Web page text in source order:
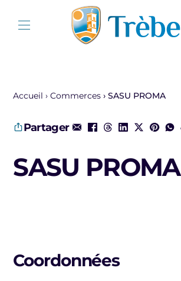
Accueil Commerces SASU PROMA
Partager
SASU PROMA
Coordonnées